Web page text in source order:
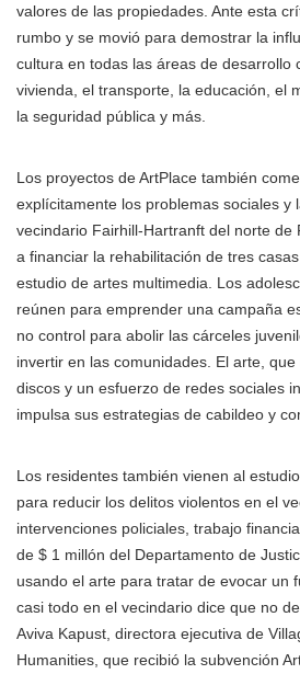
valores de las propiedades. Ante esta
rumbo y se movió para demostrar la
cultura en todas las áreas de desarrollo
vivienda, el transporte, la educación, el
la seguridad pública y más.
Los proyectos de ArtPlace también
explícitamente los problemas sociales y
vecindario Fairhill-Hartranft del norte de
a financiar la rehabilitación de tres
estudio de artes multimedia. Los
reúnen para emprender una campaña
no control para abolir las cárceles
invertir en las comunidades. El arte,
discos y un esfuerzo de redes sociales
impulsa sus estrategias de cabildeo y
Los residentes también vienen al
para reducir los delitos violentos en el
intervenciones policiales, trabajo
de $ 1 millón del Departamento de
usando el arte para tratar de evocar un
casi todo en el vecindario dice que no
Aviva Kapust, directora ejecutiva de
Humanities, que recibió la subvención